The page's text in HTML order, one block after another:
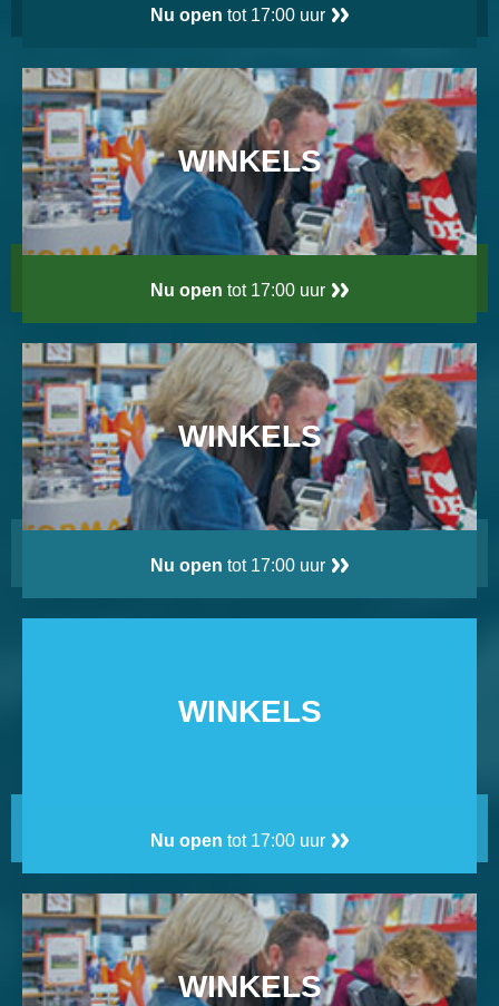
Nu open tot 17:00 uur
WINKELS
Nu open tot 17:00 uur
WINKELS
Nu open tot 17:00 uur
WINKELS
Nu open tot 17:00 uur
WINKELS